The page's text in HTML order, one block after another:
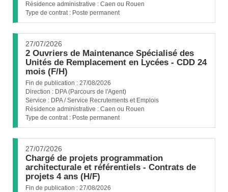
Résidence administrative : Caen ou Rouen
Type de contrat : Poste permanent
27/07/2026
2 Ouvriers de Maintenance Spécialisé des
Unités de Remplacement en Lycées - CDD 24
mois (F/H)
fenêtre)
Fin de publication : 27/08/2026
Direction : DPA (Parcours de l'Agent)
Service : DPA / Service Recrutements et Emplois
Résidence administrative : Caen ou Rouen
Type de contrat : Poste permanent
27/07/2026
Chargé de projets programmation
architecturale et référentiels - Contrats de
projets 4 ans (H/F)
fenêtre)
Fin de publication : 27/08/2026